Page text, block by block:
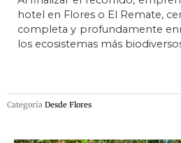
hotel en Flores o El Remate,
completa y profundamente
los ecosistemas más
Categoría Desde Flores